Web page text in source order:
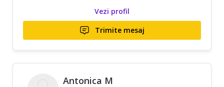
Vezi profil
Trimite mesaj
Antonica M